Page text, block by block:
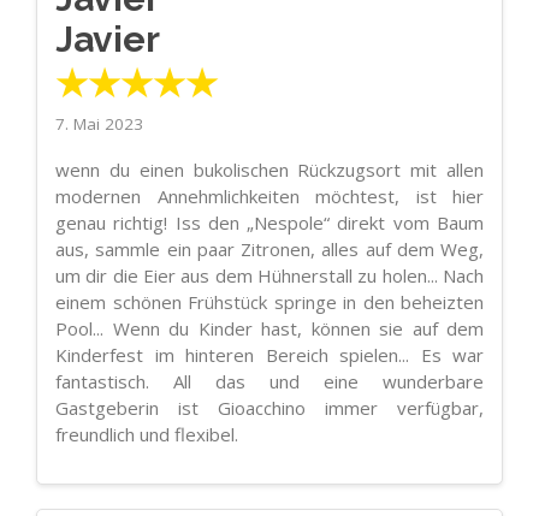
Javier
★★★★★
7. Mai 2023
wenn du einen bukolischen Rückzugsort mit allen
modernen Annehmlichkeiten möchtest, ist hier
genau richtig! Iss den „Nespole“ direkt vom Baum
aus, sammle ein paar Zitronen, alles auf dem Weg,
um dir die Eier aus dem Hühnerstall zu holen... Nach
einem schönen Frühstück springe in den beheizten
Pool... Wenn du Kinder hast, können sie auf dem
Kinderfest im hinteren Bereich spielen... Es war
fantastisch. All das und eine wunderbare
Gastgeberin ist Gioacchino immer verfügbar,
freundlich und flexibel.